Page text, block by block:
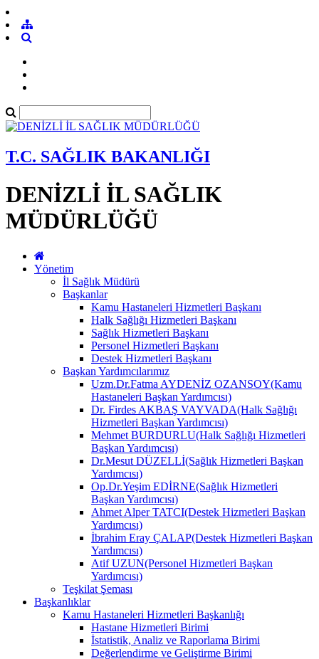
T.C. SAĞLIK BAKANLIĞI
DENİZLİ İL SAĞLIK
MÜDÜRLÜĞÜ
Yönetim
İl Sağlık Müdürü
Başkanlar
Kamu Hastaneleri Hizmetleri Başkanı
Halk Sağlığı Hizmetleri Başkanı
Sağlık Hizmetleri Başkanı
Personel Hizmetleri Başkanı
Destek Hizmetleri Başkanı
Başkan Yardımcılarımız
Uzm.Dr.Fatma AYDENİZ OZANSOY(Kamu
Hastaneleri Başkan Yardımcısı)
Dr. Firdes AKBAŞ VAYVADA(Halk Sağlığı
Hizmetleri Başkan Yardımcısı)
Mehmet BURDURLU(Halk Sağlığı Hizmetleri
Başkan Yardımcısı)
Dr.Mesut DÜZELLİ(Sağlık Hizmetleri Başkan
Yardımcısı)
Op.Dr.Yeşim EDİRNE(Sağlık Hizmetleri
Başkan Yardımcısı)
Ahmet Alper TATCI(Destek Hizmetleri Başkan
Yardımcısı)
İbrahim Eray ÇALAP(Destek Hizmetleri Başkan
Yardımcısı)
Atif UZUN(Personel Hizmetleri Başkan
Yardımcısı)
Teşkilat Şeması
Başkanlıklar
Kamu Hastaneleri Hizmetleri Başkanlığı
Hastane Hizmetleri Birimi
İstatistik, Analiz ve Raporlama Birimi
Değerlendirme ve Geliştirme Birimi